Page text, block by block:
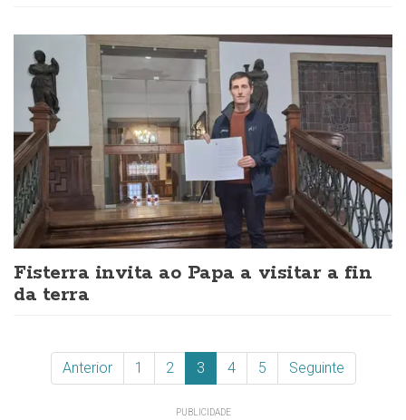
Fisterra invita ao Papa a visitar a fin
da terra
Anterior 1 2 3 4 5 Seguinte